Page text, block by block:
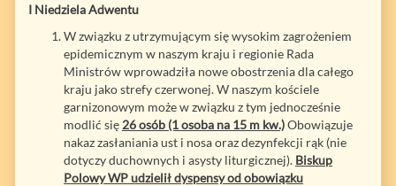
I Niedziela Adwentu
W związku z utrzymującym się wysokim zagrożeniem
epidemicznym w naszym kraju i regionie Rada
Ministrów wprowadziła nowe obostrzenia dla całego
kraju jako strefy czerwonej. W naszym kościele
garnizonowym może w związku z tym jednocześnie
modlić się 26 osób (1 osoba na 15 m kw.)Obowiązuje
nakaz zasłaniania ust i nosa oraz dezynfekcji rąk (nie
dotyczy duchownych i asysty liturgicznej). Biskup
Polowy WP udzielił dyspensy od obowiązku